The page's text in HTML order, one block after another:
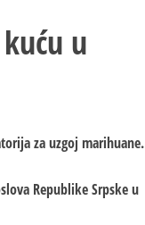
u
za uzgoj marihuane.
Republike Srpske u